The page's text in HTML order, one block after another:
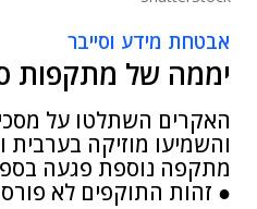
אבטחת מידע וסייבר
יממה של מתקפות
האקרים השתלטו על
והשמיעו מוזיקה בערבית
מתקפה נוספת פגעה
● זהות התוקפים לא